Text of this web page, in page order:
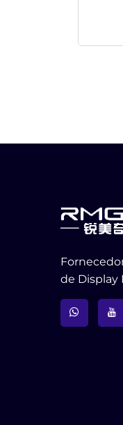
de Display